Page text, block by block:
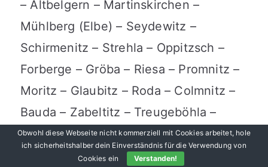
– Altbelgern – Martinskirchen –
Mühlberg (Elbe) – Seydewitz –
Schirmenitz – Strehla – Oppitzsch –
Forberge – Gröba – Riesa – Promnitz –
Moritz – Glaubitz – Roda – Colmnitz –
Bauda – Zabeltitz – Treugeböhla –
Strauch – Oelsnitz – Weißig am
Raschütz – Blochwitz – Ortrand
Obwohl diese Webseite nicht kommerziell mit Cookies arbeitet, hole
ich sicherheitshalber dein Einverständnis für die Verwendung von
Cookies ein
Verstanden!